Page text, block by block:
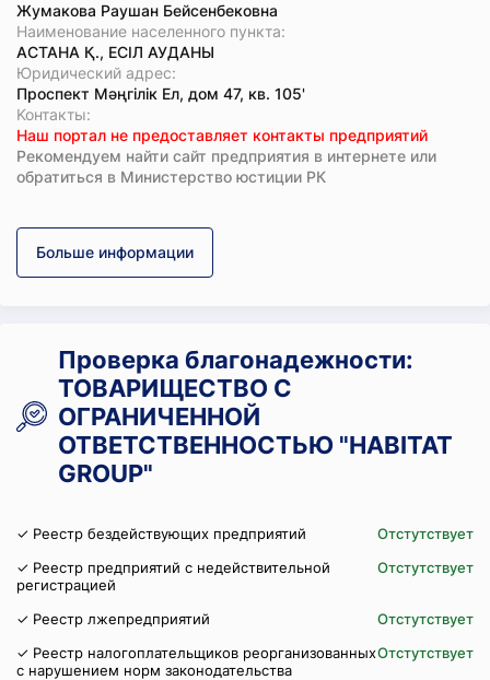
Жумакова Раушан Бейсенбековна
Наименование населенного пункта:
АСТАНА Қ., ЕСІЛ АУДАНЫ
Юридический адрес:
Проспект Мәңгілік Ел, дом 47, кв. 105'
Koнтaкты:
Наш портал не предоставляет контакты предприятий
Рекомендуем найти сайт предприятия в интернете или
обратиться в Министерство юстиции РК
Больше информации
Проверка благонадежности:
ТОВАРИЩЕСТВО С
ОГРАНИЧЕННОЙ
ОТВЕТСТВЕННОСТЬЮ "HABITAT
GROUP"
✓ Реестр бездействующих предприятий
Отстутствует
✓ Реестр предприятий с недействительной
регистрацией
Отстутствует
✓ Реестр лжепредприятий
Отстутствует
✓ Реестр налогоплательщиков реорганизованных
с нарушением норм законодательства
Отстутствует